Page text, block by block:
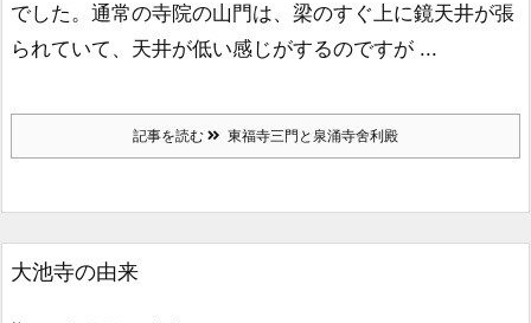
でした。 通常の寺院の山門は、梁のすぐ上に鏡天井が張
られていて、 天井が低い感じがするのですが ...
記事を読む 東福寺三門と泉涌寺舍利殿
大池寺の由来